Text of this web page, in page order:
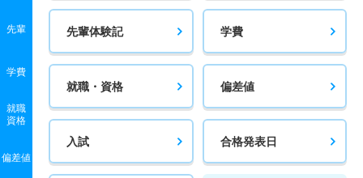
先輩
学費
就職
資格
偏差値
先輩体験記 学費
就職・資格 偏差値
入試 合格発表日